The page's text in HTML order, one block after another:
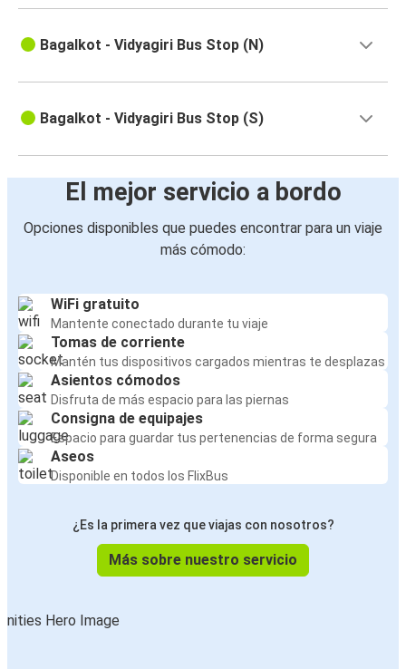
Bagalkot - Vidyagiri Bus Stop (N)
Bagalkot - Vidyagiri Bus Stop (S)
El mejor servicio a bordo
Opciones disponibles que puedes encontrar para un viaje
más cómodo:
WiFi gratuito
Mantente conectado durante tu viaje
Tomas de corriente
Mantén tus dispositivos cargados mientras te desplazas
Asientos cómodos
Disfruta de más espacio para las piernas
Consigna de equipajes
Espacio para guardar tus pertenencias de forma segura
Aseos
Disponible en todos los FlixBus
¿Es la primera vez que viajas con nosotros?
Más sobre nuestro servicio